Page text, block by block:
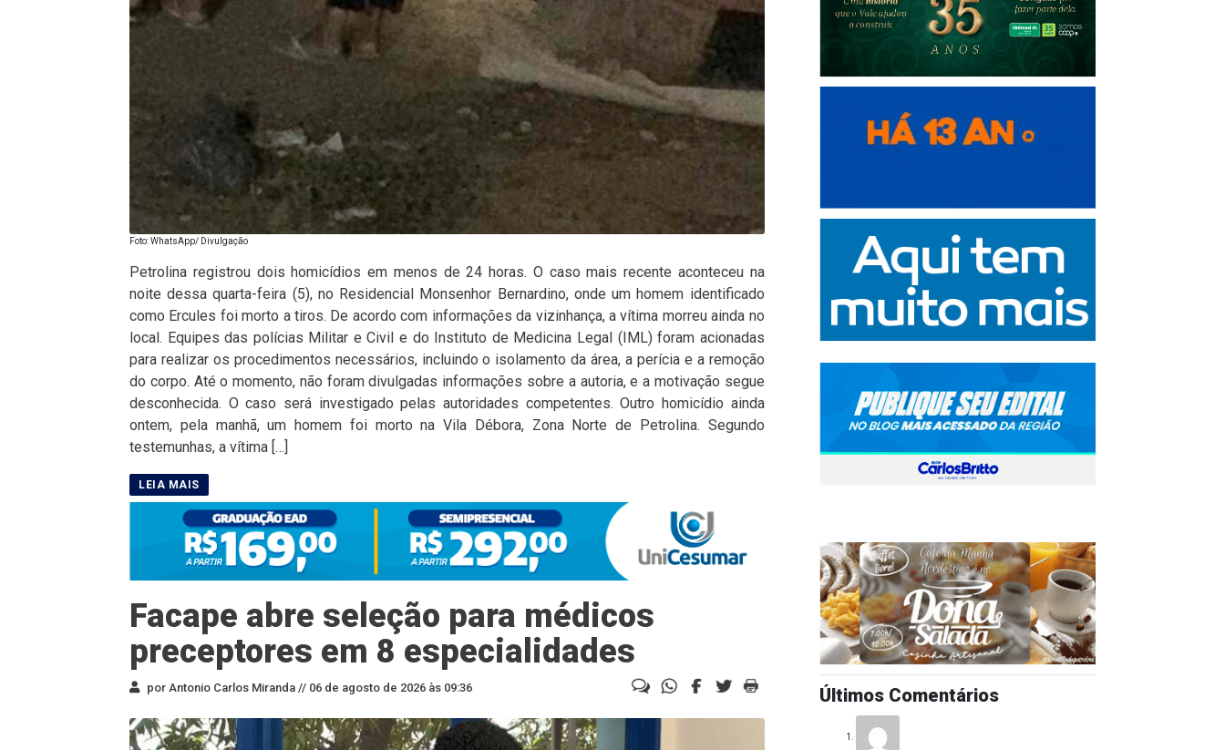
Foto: WhatsApp/ Divulgação
Petrolina registrou dois homicídios em menos de 24 horas. O caso mais recente aconteceu na
noite dessa quarta-feira (5), no Residencial Monsenhor Bernardino, onde um homem identificado
como Ercules foi morto a tiros. De acordo com informações da vizinhança, a vítima morreu ainda no
local. Equipes das polícias Militar e Civil e do Instituto de Medicina Legal (IML) foram acionadas
para realizar os procedimentos necessários, incluindo o isolamento da área, a perícia e a remoção
do corpo. Até o momento, não foram divulgadas informações sobre a autoria, e a motivação segue
desconhecida. O caso será investigado pelas autoridades competentes. Outro homicídio ainda
ontem, pela manhã, um homem foi morto na Vila Débora, Zona Norte de Petrolina. Segundo
testemunhas, a vítima […]
Facape abre seleção para médicos
preceptores em 8 especialidades
por Antonio Carlos Miranda // 06 de agosto de 2026 às 09:36 Últimos Comentários